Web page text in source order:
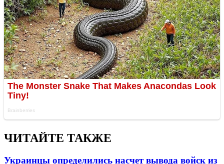
ЧИТАЙТЕ ТАКЖЕ
Украинцы определились насчет вывода войск из